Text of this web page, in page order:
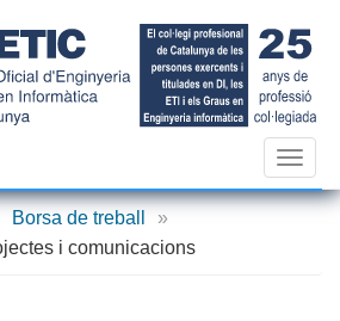
Borsa de treball
»
i comunicacions